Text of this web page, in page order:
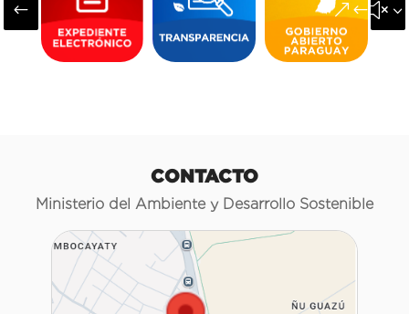
#
CONTACTO
Ministerio del Ambiente y Desarrollo Sostenible